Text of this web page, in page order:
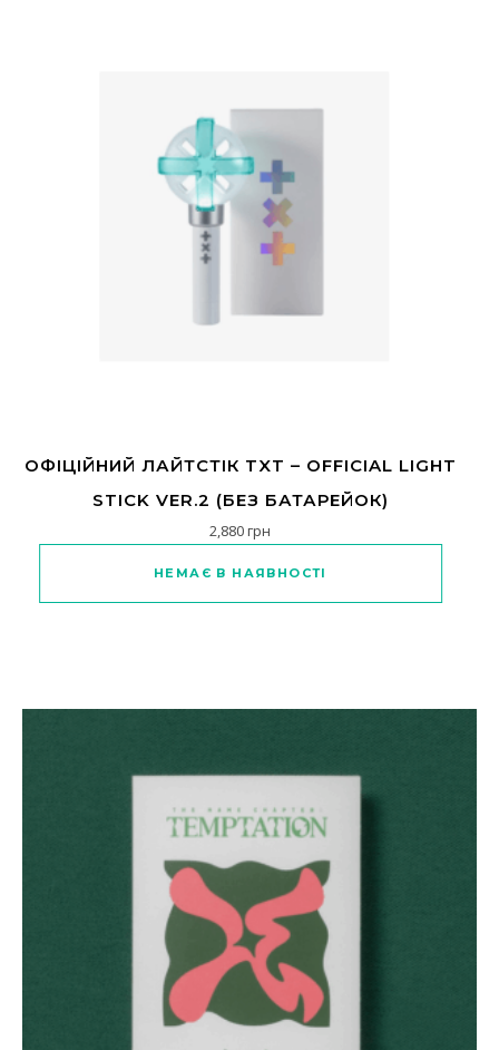
ОФІЦІЙНИЙ ЛАЙТСТІК TXT – OFFICIAL LIGHT
STICK VER.2 (БЕЗ БАТАРЕЙОК)
2,880грн
НЕМАЄ В НАЯВНОСТІ